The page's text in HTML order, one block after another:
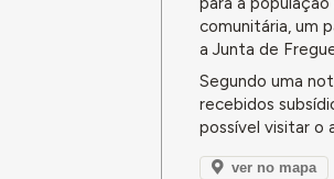
comunitária, um
a Junta de
Segundo uma
recebidos
possível visitar o
ver no mapa